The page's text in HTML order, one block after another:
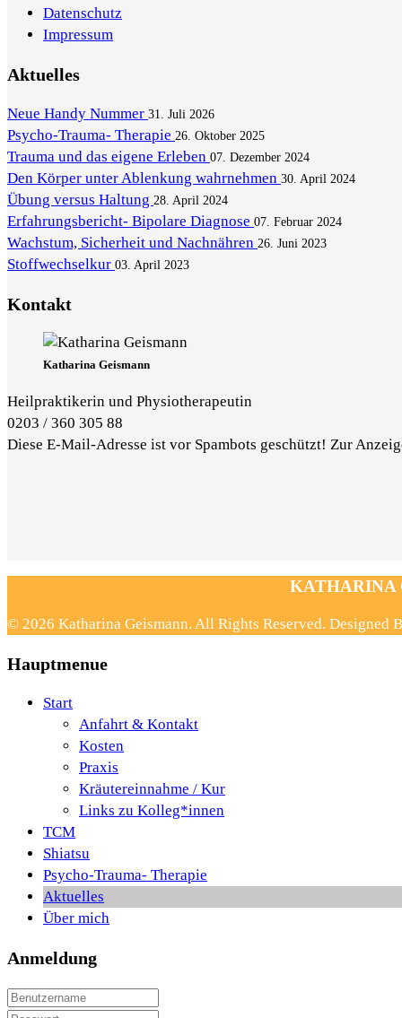
Datenschutz
Impressum
Aktuelles
Neue Handy Nummer 31. Juli 2026
Psycho-Trauma- Therapie 26. Oktober 2025
Trauma und das eigene Erleben 07. Dezember 2024
Den Körper unter Ablenkung wahrnehmen 30. April 2024
Übung versus Haltung 28. April 2024
Erfahrungsbericht- Bipolare Diagnose 07. Februar 2024
Wachstum, Sicherheit und Nachnähren 26. Juni 2023
Stoffwechselkur 03. April 2023
Kontakt
Katharina Geismann
Heilpraktikerin und Physiotherapeutin
0203 / 360 305 88
Diese E-Mail-Adresse ist vor Spambots geschützt! Zur
KATHARINA
© 2026 Katharina Geismann. All Rights Reserved. Designed
Hauptmenue
Start
Anfahrt & Kontakt
Kosten
Praxis
Kräutereinnahme / Kur
Links zu Kolleg*innen
TCM
Shiatsu
Psycho-Trauma- Therapie
Aktuelles
Über mich
Anmeldung